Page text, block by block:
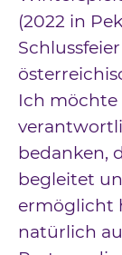
(2022 in
Ich möchte
bedanken,
begleitet
ermöglicht
natürlich